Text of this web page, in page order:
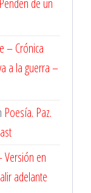
de un
– Crónica
a la guerra –
Poesía. Paz.
Versión en
adelante